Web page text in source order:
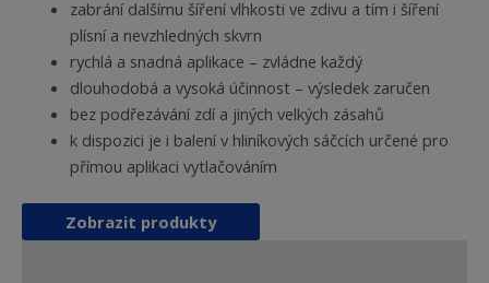
zabrání dalšímu šíření vlhkosti ve zdivu a tím i šíření
plísní a nevzhledných skvrn
rychlá a snadná aplikace – zvládne každý
dlouhodobá a vysoká účinnost – výsledek zaručen
bez podřezávání zdí a jiných velkých zásahů
k dispozici je i balení v hliníkových sáčcích určené pro
přímou aplikaci vytlačováním
Zobrazit produkty